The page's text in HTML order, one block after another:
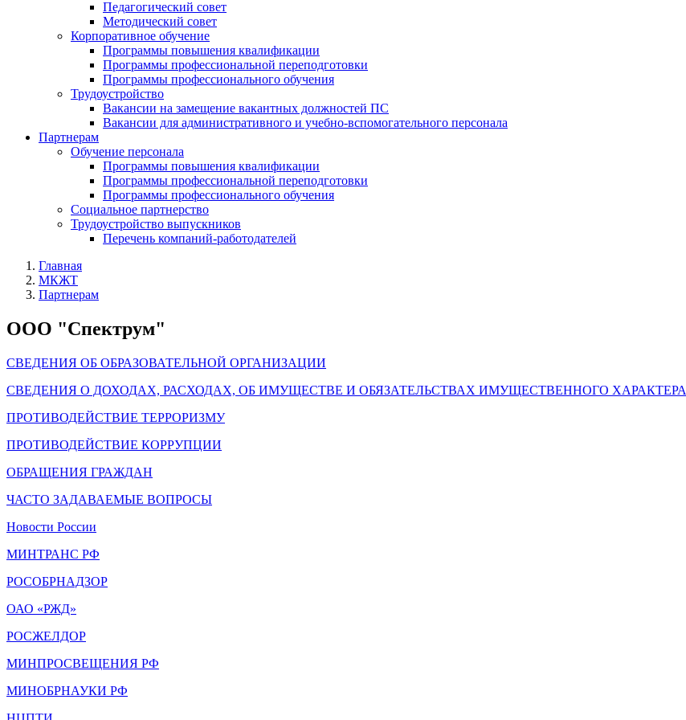
Педагогический совет
Методический совет
Корпоративное обучение
Программы повышения квалификации
Программы профессиональной переподготовки
Программы профессионального обучения
Трудоустройство
Вакансии на замещение вакантных должностей ПС
Вакансии для административного и учебно-вспомогательного персонала
Партнерам
Обучение персонала
Программы повышения квалификации
Программы профессиональной переподготовки
Программы профессионального обучения
Социальное партнерство
Трудоустройство выпускников
Перечень компаний-работодателей
Главная
МКЖТ
Партнерам
ООО "Спектрум"
СВЕДЕНИЯ ОБ ОБРАЗОВАТЕЛЬНОЙ ОРГАНИЗАЦИИ
СВЕДЕНИЯ О ДОХОДАХ, РАСХОДАХ, ОБ ИМУЩЕСТВЕ И ОБЯЗАТЕЛЬСТВАХ ИМУЩЕСТВЕННОГО ХАРАКТЕРА
ПРОТИВОДЕЙСТВИЕ ТЕРРОРИЗМУ
ПРОТИВОДЕЙСТВИЕ КОРРУПЦИИ
ОБРАЩЕНИЯ ГРАЖДАН
ЧАСТО ЗАДАВАЕМЫЕ ВОПРОСЫ
Новости России
МИНТРАНС РФ
РОСОБРНАДЗОР
ОАО «РЖД»
РОСЖЕЛДОР
МИНПРОСВЕЩЕНИЯ РФ
МИНОБРНАУКИ РФ